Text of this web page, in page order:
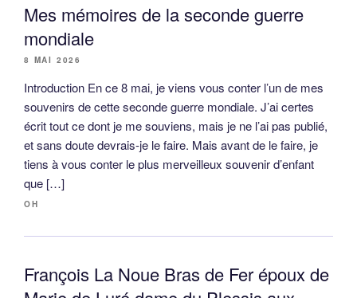
Mes mémoires de la seconde guerre
mondiale
8 MAI 2026
Introduction En ce 8 mai, je viens vous conter l’un de mes
souvenirs de cette seconde guerre mondiale. J’ai certes
écrit tout ce dont je me souviens, mais je ne l’ai pas publié,
et sans doute devrais-je le faire. Mais avant de le faire, je
tiens à vous conter le plus merveilleux souvenir d’enfant
que […]
OH
François La Noue Bras de Fer époux de